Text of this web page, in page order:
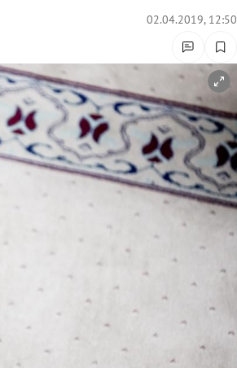
02.04.2019, 12:50